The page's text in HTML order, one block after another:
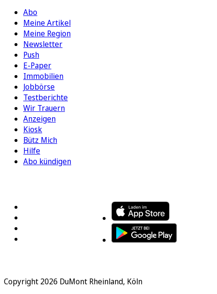
Abo
Meine Artikel
Meine Region
Newsletter
Push
E-Paper
Immobilien
Jobbörse
Testberichte
Wir Trauern
Anzeigen
Kiosk
Bütz Mich
Hilfe
Abo kündigen
Copyright 2026 DuMont Rheinland, Köln